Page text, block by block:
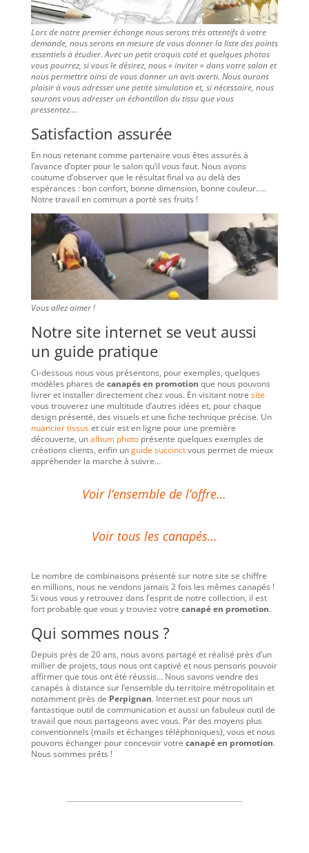
Lors de notre premier échange nous serons très attentifs à votre
demande, nous serons en mesure de vous donner la liste des points
essentiels à étudier. Avec un petit croquis coté et quelques photos
vous pourrez, si vous le désirez, nous « inviter » dans votre salon et
nous permettre ainsi de vous donner un avis averti. Nous aurons
plaisir à vous adresser une petite simulation et, si nécessaire, nous
saurons vous adresser un échantillon du tissu que vous
pressentez….
Satisfaction assurée
En nous retenant comme partenaire vous êtes assurés à
l’avance d’opter pour le salon qu’il vous faut. Nous avons
coutume d’observer que le résultat final va au delà des
espérances : bon confort, bonne dimension, bonne couleur…..
Notre travail en commun a porté ses fruits !
Vous allez aimer !
Notre site internet se veut aussi
un guide pratique
Ci-dessous nous vous présentons, pour exemples, quelques
modèles phares de canapés en promotion que nous pouvons
livrer et installer directement chez vous. En visitant notre site
vous trouverez une multitude d’autres idées et, pour chaque
design présenté, des visuels et une fiche technique précise. Un
nuancier tissuset cuir est en ligne pour une première
découverte, unalbum photoprésente quelques exemples de
créations clients, enfin unguide succinctvous permet de mieux
appréhender la marche à suivre…
Voir l’ensemble de l’offre…
Voir tous les canapés…
Le nombre de combinaisons présenté sur notre site se chiffre
en millions, nous ne vendons jamais 2 fois les mêmes canapés !
Si vous vous y retrouvez dans l’esprit de notre collection, il est
fort probable que vous y trouviez votre canapé en promotion.
Qui sommes nous ?
Depuis près de 20 ans, nous avons partagé et réalisé près d’un
millier de projets, tous nous ont captivé et nous pensons pouvoir
affirmer que tous ont été réussis… Nous savons vendre des
canapés à distance sur l’ensemble du territoire métropolitain et
notamment près de Perpignan. Internet est pour nous un
fantastique outil de communication et aussi un fabuleux outil de
travail que nous partageons avec vous. Par des moyens plus
conventionnels (mails et échanges téléphoniques), vous et nous
pouvons échanger pour concevoir votre canapé en promotion.
Nous sommes prêts !